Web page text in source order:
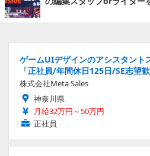
ゲームUIデザインのアシスタント
「正社員/年間休日125日/SE志望
株式会社Meta Sales
神奈川県
月給32万円～50万円
正社員